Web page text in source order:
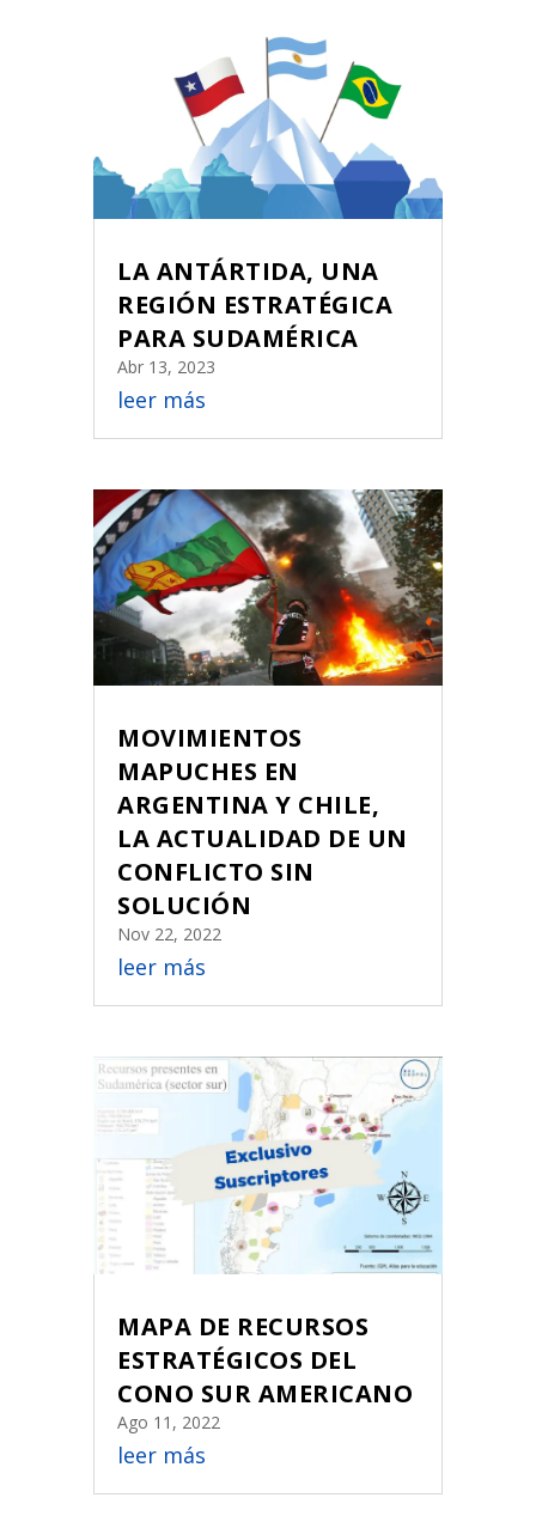
LA ANTÁRTIDA, UNA
REGIÓN ESTRATÉGICA
PARA SUDAMÉRICA
Abr 13, 2023
leer más
MOVIMIENTOS
MAPUCHES EN
ARGENTINA Y CHILE,
LA ACTUALIDAD DE UN
CONFLICTO SIN
SOLUCIÓN
Nov 22, 2022
leer más
MAPA DE RECURSOS
ESTRATÉGICOS DEL
CONO SUR AMERICANO
Ago 11, 2022
leer más